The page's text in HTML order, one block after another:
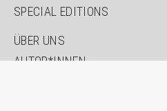
SPECIAL EDITIONS
NAVIGATION
ÜBERSPRINGEN
ÜBER UNS
AUTOR*INNEN